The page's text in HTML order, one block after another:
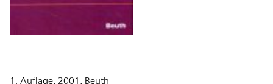
1. Auflage, 2001, Beuth